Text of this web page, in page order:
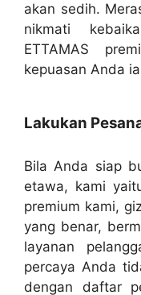
akan sedih.
nikmati
ETTAMAS
kepuasan Anda
Lakukan
Bila Anda siap
etawa, kami
premium kami,
yang benar,
layanan
percaya Anda
dengan daftar